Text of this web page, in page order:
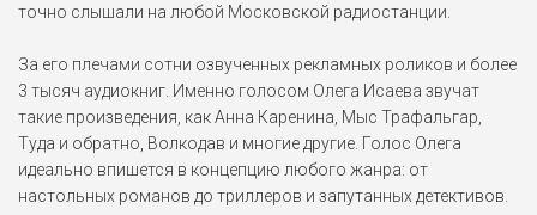
точно слышали на любой Московской радиостанции.
За его плечами сотни озвученных рекламных роликов и более
3 тысяч аудиокниг. Именно голосом Олега Исаева звучат
такие произведения, как Анна Каренина, Мыс Трафальгар,
Туда и обратно, Волкодав и многие другие. Голос Олега
идеально впишется в концепцию любого жанра: от
настольных романов до триллеров и запутанных детективов.